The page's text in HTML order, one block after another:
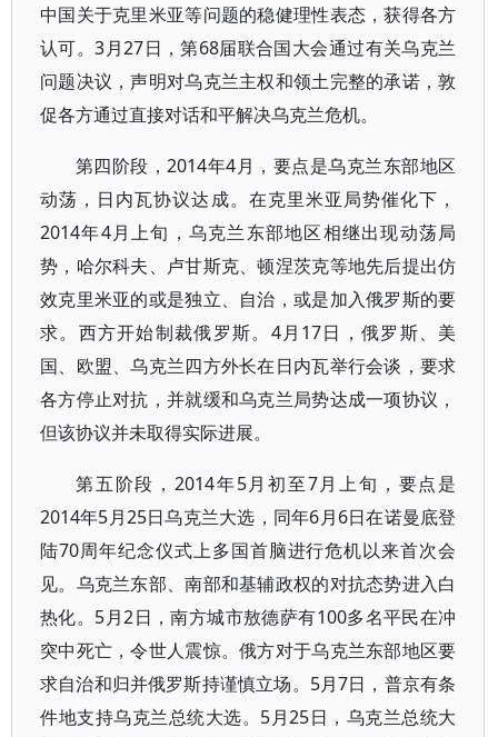
中国关于克里米亚等问题的稳健理性表态，获得各方
认可。3月27日，第68届联合国大会通过有关乌克兰
问题决议，声明对乌克兰主权和领土完整的承诺，敦
促各方通过直接对话和平解决乌克兰危机。
第四阶段，2014年4月，要点是乌克兰东部地区
动荡，日内瓦协议达成。在克里米亚局势催化下，
2014年4月上旬，乌克兰东部地区相继出现动荡局
势，哈尔科夫、卢甘斯克、顿涅茨克等地先后提出仿
效克里米亚的或是独立、自治，或是加入俄罗斯的要
求。西方开始制裁俄罗斯。4月17日，俄罗斯、美
国、欧盟、乌克兰四方外长在日内瓦举行会谈，要求
各方停止对抗，并就缓和乌克兰局势达成一项协议，
但该协议并未取得实际进展。
第五阶段，2014年5月初至7月上旬，要点是
2014年5月25日乌克兰大选，同年6月6日在诺曼底登
陆70周年纪念仪式上多国首脑进行危机以来首次会
见。乌克兰东部、南部和基辅政权的对抗态势进入白
热化。5月2日，南方城市敖德萨有100多名平民在冲
突中死亡，令世人震惊。俄方对于乌克兰东部地区要
求自治和归并俄罗斯持谨慎立场。5月7日，普京有条
件地支持乌克兰总统大选。5月25日，乌克兰总统大